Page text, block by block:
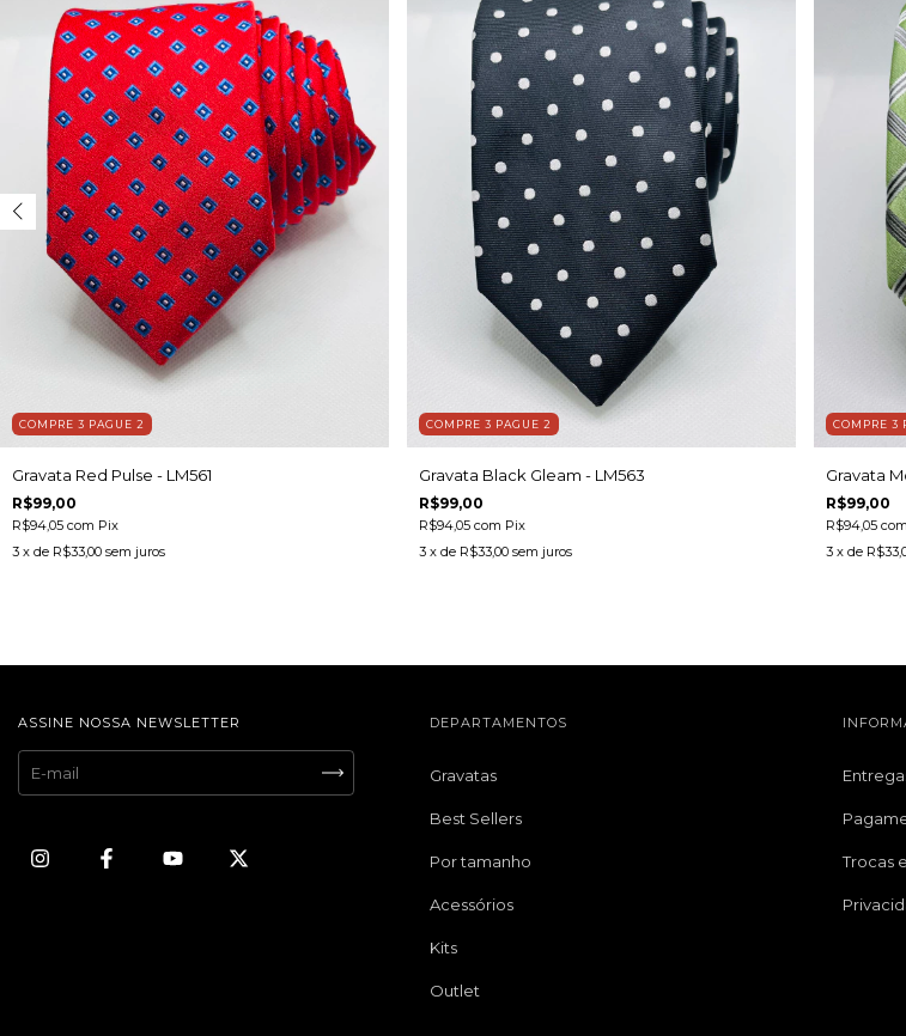
COMPRE 3 PAGUE 2
Gravata Red Pulse - LM561
R$99,00
R$94,05 com Pix
3 x de R$33,00 sem juros
COMPRE 3 PAGUE 2
Gravata Black Gleam - LM563
R$99,00
R$94,05 com Pix
3 x de R$33,00 sem juros
COMPRE 3
Gravata
R$99,00
R$94,05 com
3 x de
ASSINE NOSSA NEWSLETTER DEPARTAMENTOS
Gravatas
Best Sellers
Por tamanho
Acessórios
Kits
Outlet
Trocas